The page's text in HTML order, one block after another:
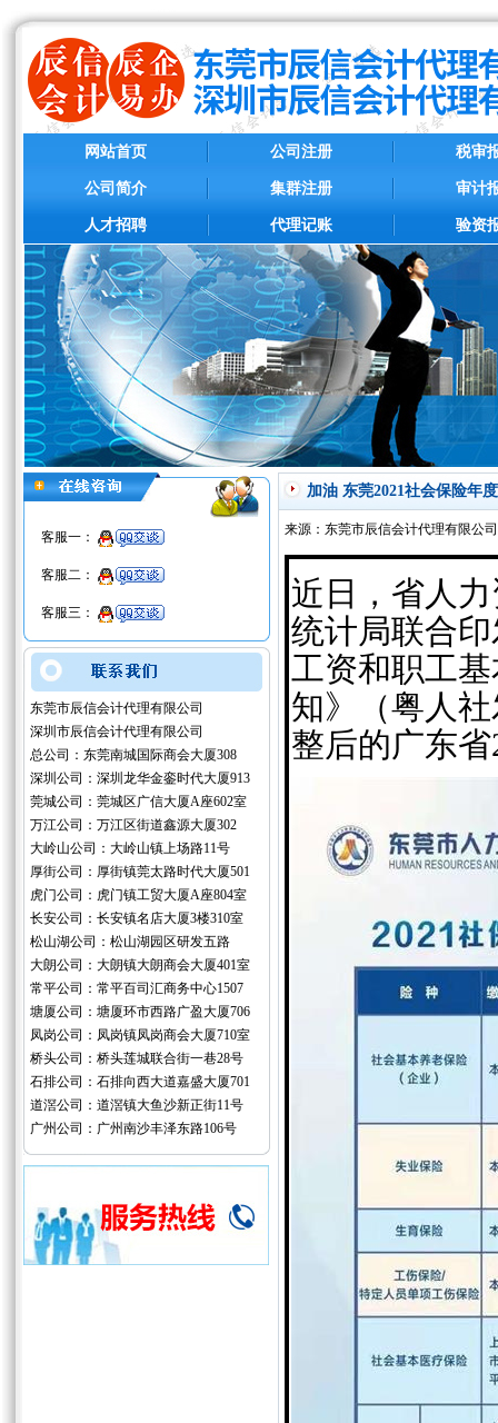
网站首页
公司简介
人才招聘
公司注册
集群注册
代理记账
税审
审计
验资
客服一：
客服二：
客服三：
东莞市辰信会计代理有限公司
深圳市辰信会计代理有限公司
总公司：东莞南城国际商会大厦308
深圳公司：深圳龙华金銮时代大厦913
莞城公司：莞城区广信大厦A座602室
万江公司：万江区街道鑫源大厦302
大岭山公司：大岭山镇上场路11号
厚街公司：厚街镇莞太路时代大厦501
虎门公司：虎门镇工贸大厦A座804室
长安公司：长安镇名店大厦3楼310室
松山湖公司：松山湖园区研发五路
大朗公司：大朗镇大朗商会大厦401室
常平公司：常平百司汇商务中心1507
塘厦公司：塘厦环市西路广盈大厦706
凤岗公司：凤岗镇凤岗商会大厦710室
桥头公司：桥头莲城联合街一巷28号
石排公司：石排向西大道嘉盛大厦701
道滘公司：道滘镇大鱼沙新正街11号
广州公司：广州南沙丰泽东路106号
加油 东莞2021社会保险年
来源：东莞市辰信会计代理有限
近日，省人
统计局联合
工资和职工
知》（粤人
整后的广东省